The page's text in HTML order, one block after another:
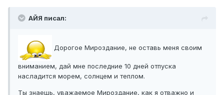
АЙЯ писал:
Дорогое Мироздание, не оставь меня своим
вниманием, дай мне последние 10 дней отпуска
насладится морем, солнцем и теплом.
Ты знаешь, уважаемое Мироздание, как я отважно и